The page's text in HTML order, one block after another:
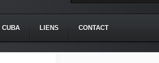
CUBA LIENS CONTACT